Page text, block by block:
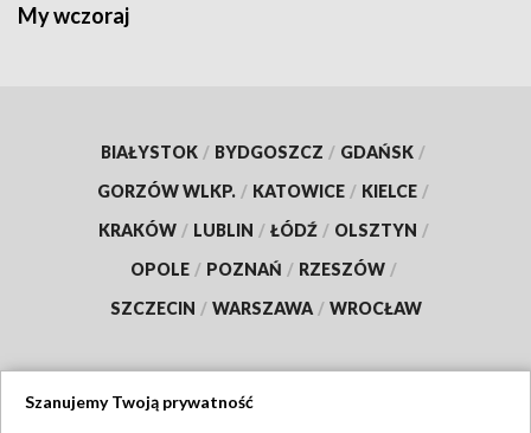
My wczoraj
BIAŁYSTOK / BYDGOSZCZ / GDAŃSK /
GORZÓW WLKP. / KATOWICE / KIELCE /
KRAKÓW / LUBLIN / ŁÓDŹ / OLSZTYN /
OPOLE / POZNAŃ / RZESZÓW /
SZCZECIN / WARSZAWA / WROCŁAW
Szanujemy Twoją prywatność